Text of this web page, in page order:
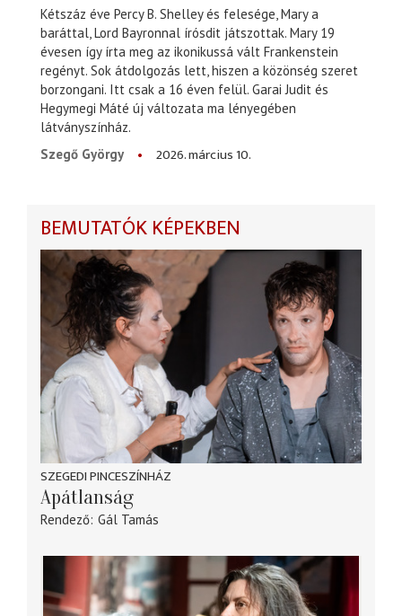
Kétszáz éve Percy B. Shelley és felesége, Mary a
baráttal, Lord Bayronnal írósdit játszottak. Mary 19
évesen így írta meg az ikonikussá vált Frankenstein
regényt. Sok átdolgozás lett, hiszen a közönség szeret
borzongani. Itt csak a 16 éven felül. Garai Judit és
Hegymegi Máté új változata ma lényegében
látványszínház.
Szegő György
2026. március 10.
BEMUTATÓK KÉPEKBEN
SZEGEDI PINCESZÍNHÁZ
Apátlanság
Rendező Gál Tamás